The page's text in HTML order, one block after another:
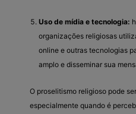
Uso de mídia e tecnologia:
organizações religiosas
online e outras tecnologias
amplo e disseminar sua
O proselitismo religioso pode
especialmente quando é